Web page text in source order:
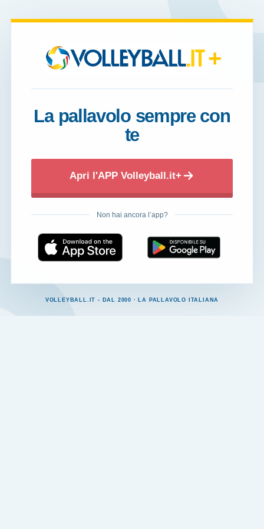
+
La pallavolo sempre con
te
Apri l'APP Volleyball.it+
Non hai ancora l’app?
VOLLEYBALL.IT - DAL 2000 · LA PALLAVOLO ITALIANA